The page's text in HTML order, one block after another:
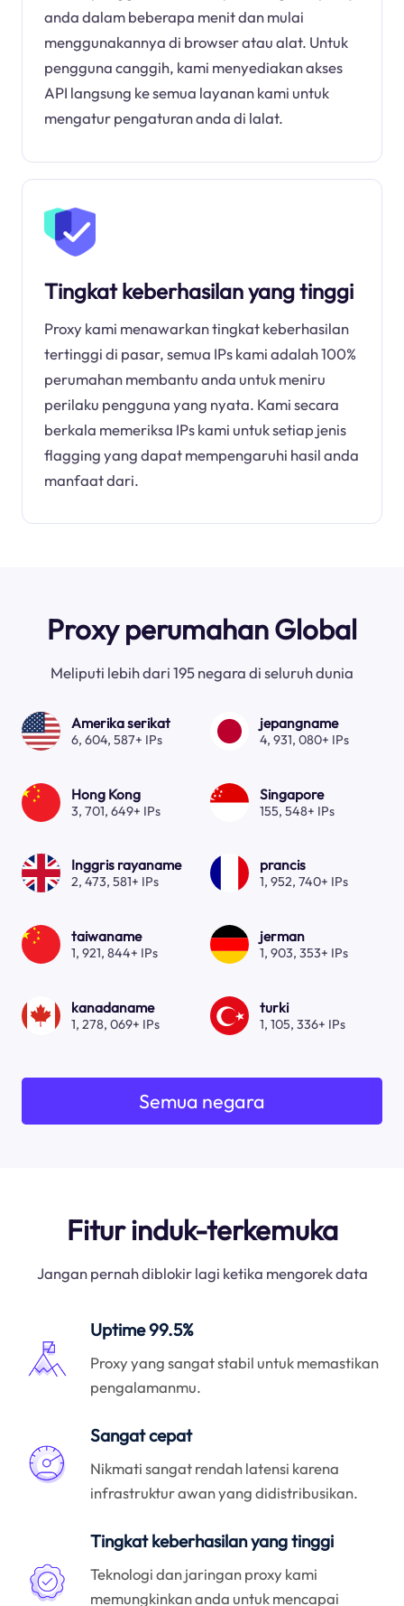
anda dalam beberapa menit dan mulai
menggunakannya di browser atau alat. Untuk
pengguna canggih, kami menyediakan akses
API langsung ke semua layanan kami untuk
mengatur pengaturan anda di lalat.
Tingkat keberhasilan yang tinggi
Proxy kami menawarkan tingkat keberhasilan
tertinggi di pasar, semua IPs kami adalah 100%
perumahan membantu anda untuk meniru
perilaku pengguna yang nyata. Kami secara
berkala memeriksa IPs kami untuk setiap jenis
flagging yang dapat mempengaruhi hasil anda
manfaat dari.
Proxy perumahan Global
Meliputi lebih dari 195 negara di seluruh dunia
Amerika serikat
6, 604, 587+ IPs
jepangname
4, 931, 080+ IPs
Hong Kong
3, 701, 649+ IPs
Singapore
155, 548+ IPs
Inggris rayaname
2, 473, 581+ IPs
prancis
1, 952, 740+ IPs
taiwaname
1, 921, 844+ IPs
jerman
1, 903, 353+ IPs
kanadaname
1, 278, 069+ IPs
turki
1, 105, 336+ IPs
Semua negara
Fitur induk-terkemuka
Jangan pernah diblokir lagi ketika mengorek data
Uptime 99.5%
Proxy yang sangat stabil untuk memastikan
pengalamanmu.
Sangat cepat
Nikmati sangat rendah latensi karena
infrastruktur awan yang didistribusikan.
Tingkat keberhasilan yang tinggi
Teknologi dan jaringan proxy kami
memungkinkan anda untuk mencapai